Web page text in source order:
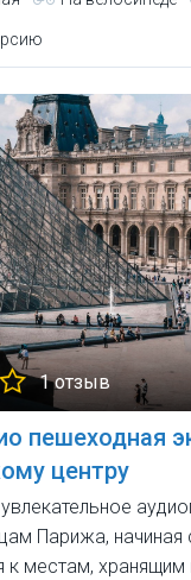
1 отзыв
пешеходная
центру
Парижа, начиная
к местам, хранящим